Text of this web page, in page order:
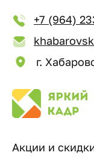
+7 (964)
г.
Акции и